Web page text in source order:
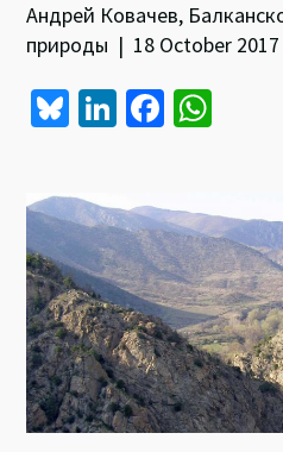
Андрей Ковачев,
природы | 18 October 2017
Bl
es
ky
Li
dI
n
Fa
o
o
k
sA
p
p